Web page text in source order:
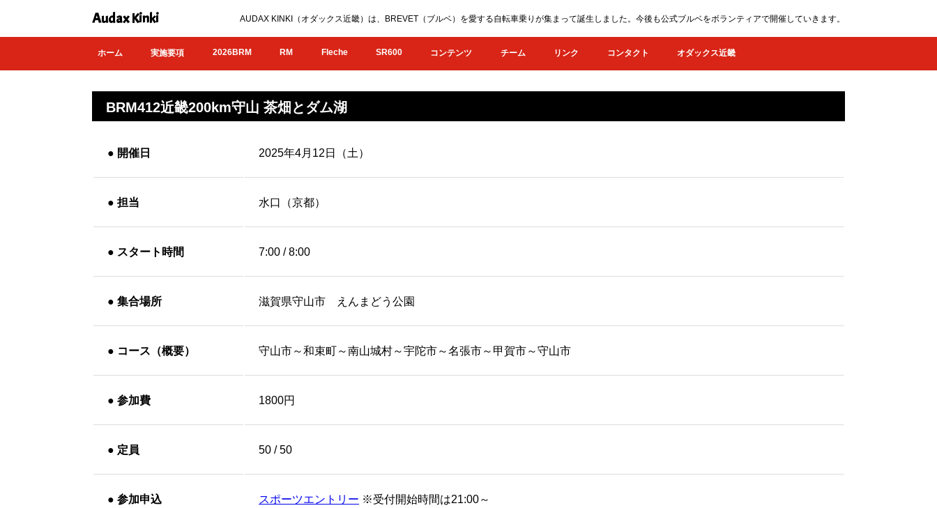
Audax Kinki AUDAX KINKI（オダックス近畿）は、BREVET（ブルベ）を愛する自転車乗りが集まって誕生しました。今後も公式ブルベをボランティアで開催していきます。
ホーム 実施要項 2026BRM RM Fleche SR600 コンテンツ チーム リンク コンタクト オダックス近畿
BRM412近畿200km守山 茶畑とダム湖
● 開催日 2025年4月12日（土）
● 担当 水口（京都）
● スタート時間 7:00 / 8:00
● 集合場所 滋賀県守山市 えんまどう公園
● コース（概要） 守山市～和束町～南山城村～宇陀市～名張市～甲賀市～守山市
● 参加費 1800円
● 定員 50 / 50
● 参加申込 スポーツエントリー ※受付開始時間は21:00～